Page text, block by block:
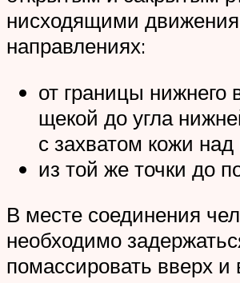
нисходящими
направлениях:
от границы нижнего
щекой до угла
с захватом кожи
из той же точки до
В месте соединения
необходимо
помассировать вверх и